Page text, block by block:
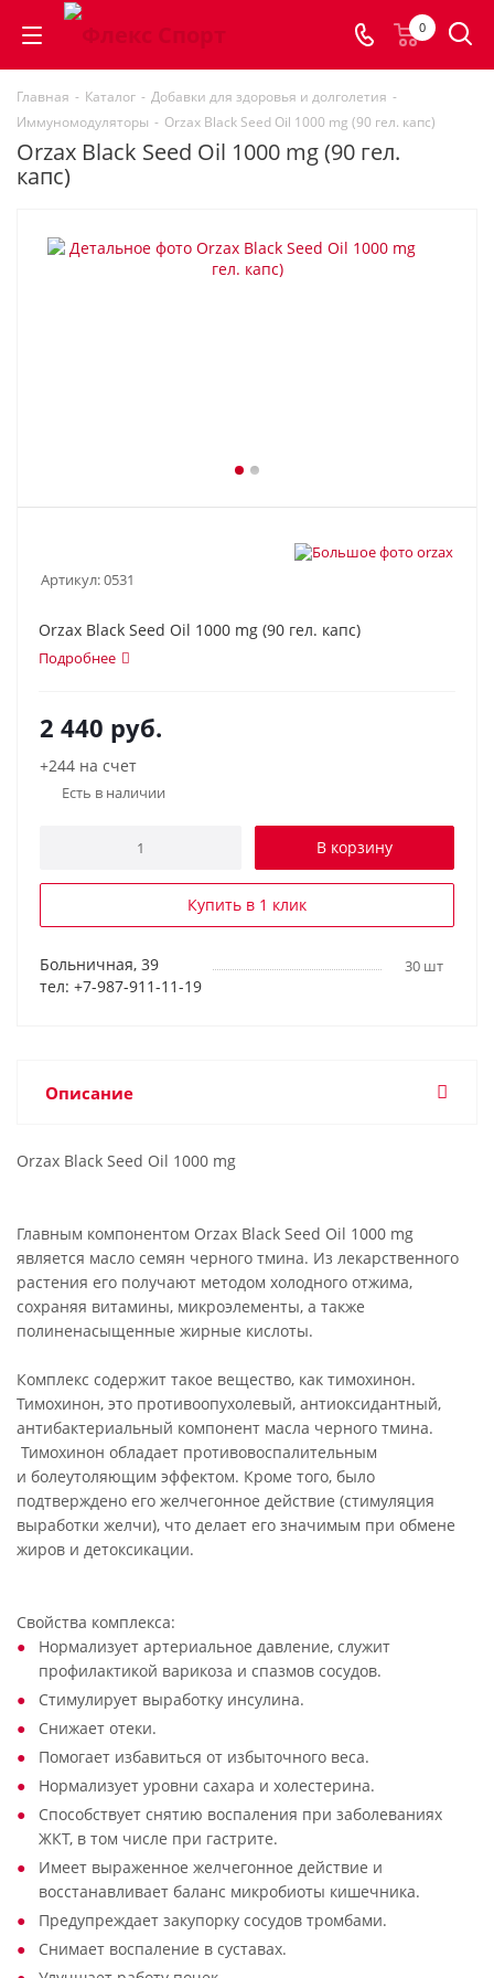
0
Главная - Каталог - Добавки для здоровья и долголетия -
Иммуномодуляторы - Orzax Black Seed Oil 1000 mg (90 гел. капс)
Orzax Black Seed Oil 1000 mg (90 гел.
капс)
Артикул:0531
Orzax Black Seed Oil 1000 mg (90 гел. капс)
Подробнее
2 440 руб.
+244 на счет
Есть в наличии
В корзину
Купить в 1 клик
Больничная, 39
тел: +7-987-911-11-19
30 шт
Описание
Orzax Black Seed Oil 1000 mg
Главным компонентом Orzax Black Seed Oil 1000 mg
является масло семян черного тмина. Из лекарственного
растения его получают методом холодного отжима,
сохраняя витамины, микроэлементы, а также
полиненасыщенные жирные кислоты.
Комплекс содержит такое вещество, как тимохинон.
Тимохинон, это противоопухолевый, антиоксидантный,
антибактериальный компонент масла черного тмина.
Тимохинон обладает противовоспалительным
и болеутоляющим эффектом. Кроме того, было
подтверждено его желчегонное действие (стимуляция
выработки желчи), что делает его значимым при обмене
жиров и детоксикации.
Свойства комплекса:
Нормализует артериальное давление, служит
профилактикой варикоза и спазмов сосудов.
Стимулирует выработку инсулина.
Снижает отеки.
Помогает избавиться от избыточного веса.
Нормализует уровни сахара и холестерина.
Способствует снятию воспаления при заболеваниях
ЖКТ, в том числе при гастрите.
Имеет выраженное желчегонное действие и
восстанавливает баланс микробиоты кишечника.
Предупреждает закупорку сосудов тромбами.
Снимает воспаление в суставах.